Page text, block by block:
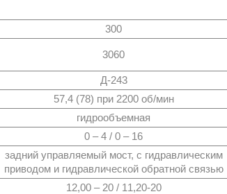
300
3060
Д-243
57,4 (78) при 2200 об/мин
гидрообъемная
0 – 4 / 0 – 16
задний управляемый мост, с гидравлическим
приводом и гидравлической обратной связью
12,00 – 20 / 11,20-20